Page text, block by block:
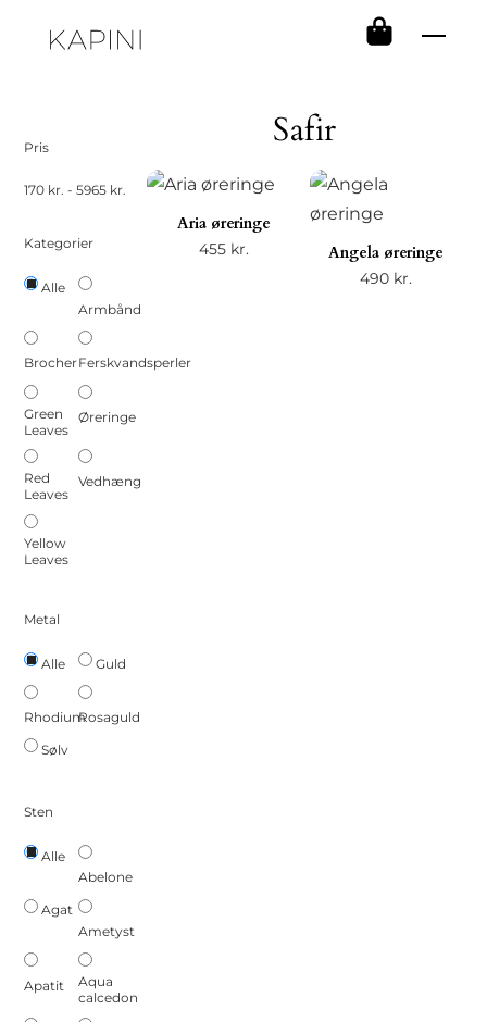
Safir
Aria øreringe
455 kr. Angela øreringe
490 kr.
Pris
170 kr. -5965 kr.
Kategorier
Alle
Armbånd
BrocherFerskvandsperler
Green
Leaves
Øreringe
Red
Leaves
Vedhæng
Yellow
Leaves
Metal
Alle Guld
RhodiumRosaguld
Sølv
Sten
Alle
Abelone
Agat
Ametyst
Apatit
Aqua
calcedon